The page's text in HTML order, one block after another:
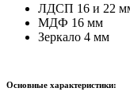
ЛДСП 16 и 22
МДФ 16 мм
Зеркало 4 мм
Основные характеристики: